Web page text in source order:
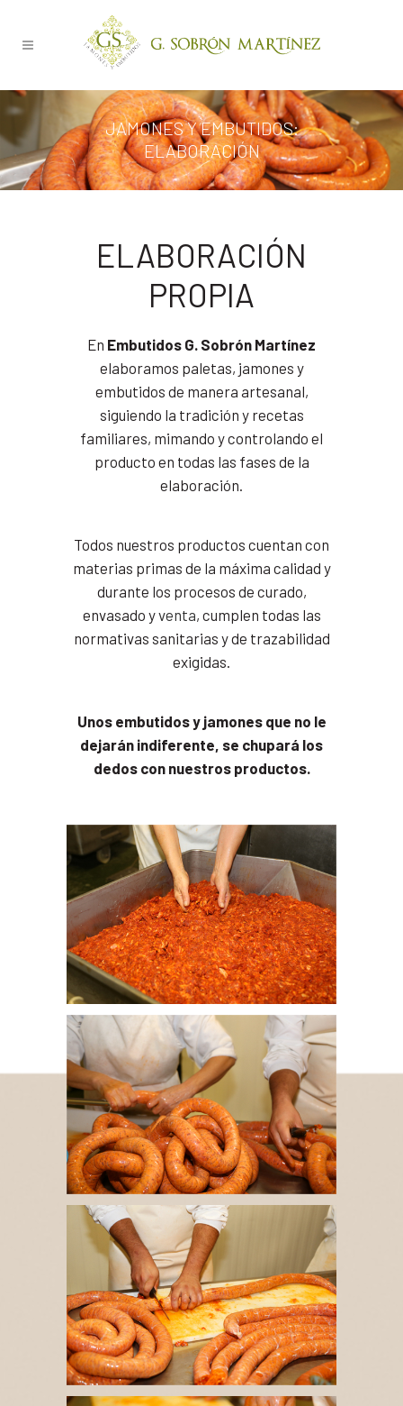
JAMONES Y EMBUTIDOS:
ELABORACIÓN
ELABORACIÓN
PROPIA
En Embutidos G. Sobrón Martínez
elaboramos paletas, jamones y
embutidos de manera artesanal,
siguiendo la tradición y recetas
familiares, mimando y controlando el
producto en todas las fases de la
elaboración.
Todos nuestros productos cuentan con
materias primas de la máxima calidad y
durante los procesos de curado,
envasado yventa, cumplen todas las
normativas sanitarias y de trazabilidad
exigidas.
Unos embutidos y jamones que no le
dejarán indiferente, se chupará los
dedos con nuestros productos.